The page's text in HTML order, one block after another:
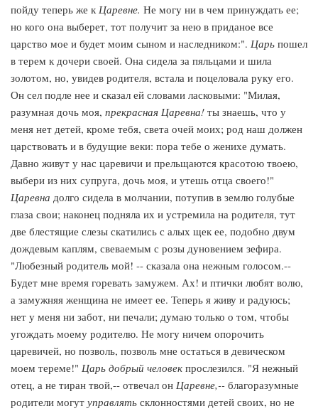
пойду теперь же к Царевне. Не могу ни в чем принуждать ее;
но кого она выберет, тот получит за нею в приданое все
царство мое и будет моим сыном и наследником:". Царь пошел
в терем к дочери своей. Она сидела за пяльцами и шила
золотом, но, увидев родителя, встала и поцеловала руку его.
Он сел подле нее и сказал ей словами ласковыми: "Милая,
разумная дочь моя, прекрасная Царевна! ты знаешь, что у
меня нет детей, кроме тебя, света очей моих; род наш должен
царствовать и в будущие веки: пора тебе о женихе думать.
Давно живут у нас царевичи и прельщаются красотою твоею,
выбери из них супруга, дочь моя, и утешь отца своего!"
Царевна долго сидела в молчании, потупив в землю голубые
глаза свои; наконец подняла их и устремила на родителя, тут
две блестящие слезы скатились с алых щек ее, подобно двум
дождевым каплям, свеваемым с розы дуновением зефира.
"Любезный родитель мой! -- сказала она нежным голосом.--
Будет мне время горевать замужем. Ах! и птички любят волю,
а замужняя женщина не имеет ее. Теперь я живу и радуюсь;
нет у меня ни забот, ни печали; думаю только о том, чтобы
угождать моему родителю. Не могу ничем опорочить
царевичей, но позволь, позволь мне остаться в девическом
моем тереме!" Царь добрый человек прослезился. "Я нежный
отец, а не тиран твой,-- отвечал он Царевне,-- благоразумные
родители могут управлять склонностями детей своих, но не